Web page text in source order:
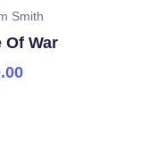
Smith
Of War